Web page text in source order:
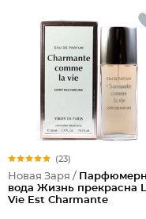
(23)
Новая Заря /
вода Жизнь прекрасна
Vie Est Charmante